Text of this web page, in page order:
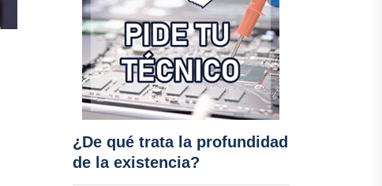
¿De qué trata la profundidad
de la existencia?